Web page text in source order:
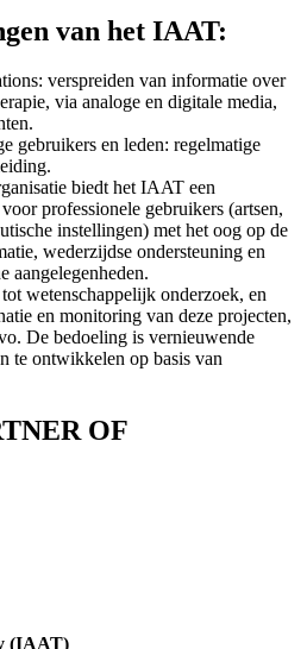
van het IAAT:
verspreiden van informatie over
via analoge en digitale media,
gebruikers en leden: regelmatige
biedt het IAAT een
professionele gebruikers (artsen,
instellingen) met het oog op de
wederzijdse ondersteuning en
aangelegenheden.
wetenschappelijk onderzoek, en
en monitoring van deze projecten,
De bedoeling is vernieuwende
te ontwikkelen op basis van
OF
(IAAT)